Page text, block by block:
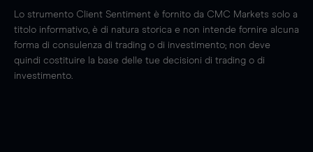
Lo strumento Client Sentiment è fornito da CMC Markets solo a
titolo informativo, è di natura storica e non intende fornire alcuna
forma di consulenza di trading o di investimento; non deve
quindi costituire la base delle tue decisioni di trading o di
investimento.